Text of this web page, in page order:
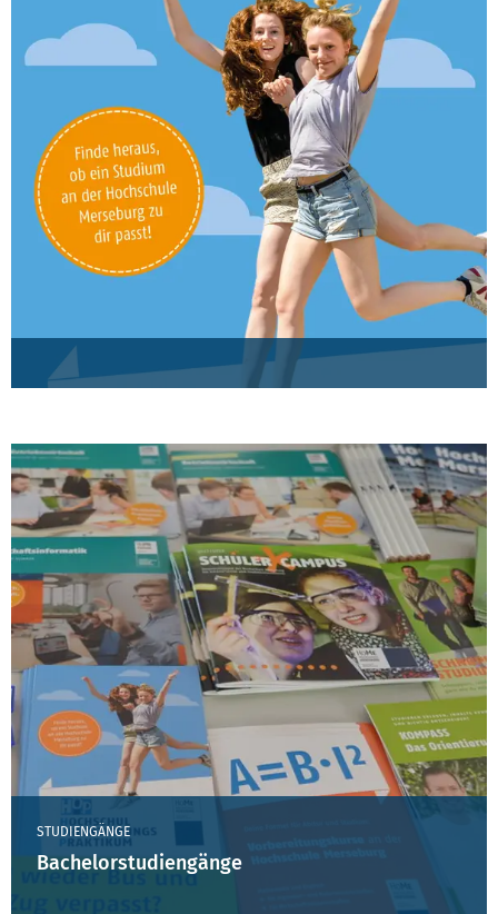
STUDIENGÄNGE
Bachelorstudiengänge